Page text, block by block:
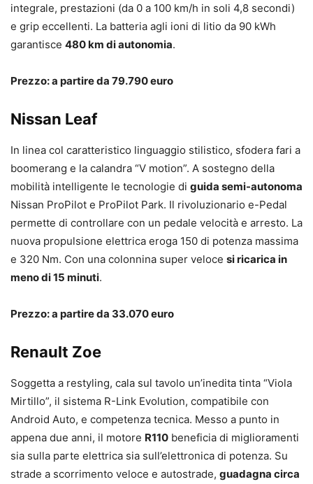
integrale, prestazioni (da 0 a 100 km/h in soli 4,8 secondi)
e grip eccellenti. La batteria agli ioni di litio da 90 kWh
garantisce 480 km di autonomia.
Prezzo: a partire da 79.790 euro
Nissan Leaf
In linea col caratteristico linguaggio stilistico, sfodera fari a
boomerang e la calandra “V motion”. A sostegno della
mobilità intelligente le tecnologie di guida semi-autonoma
Nissan ProPilot e ProPilot Park. Il rivoluzionario e-Pedal
permette di controllare con un pedale velocità e arresto. La
nuova propulsione elettrica eroga 150 di potenza massima
e 320 Nm. Con una colonnina super veloce si ricarica in
meno di 15 minuti.
Prezzo: a partire da 33.070 euro
Renault Zoe
Soggetta a restyling, cala sul tavolo un’inedita tinta “Viola
Mirtillo”, il sistema R-Link Evolution, compatibile con
Android Auto, e competenza tecnica. Messo a punto in
appena due anni, il motore R110 beneficia di miglioramenti
sia sulla parte elettrica sia sull’elettronica di potenza. Su
strade a scorrimento veloce e autostrade, guadagna circa